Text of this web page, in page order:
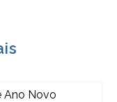
Ano Novo